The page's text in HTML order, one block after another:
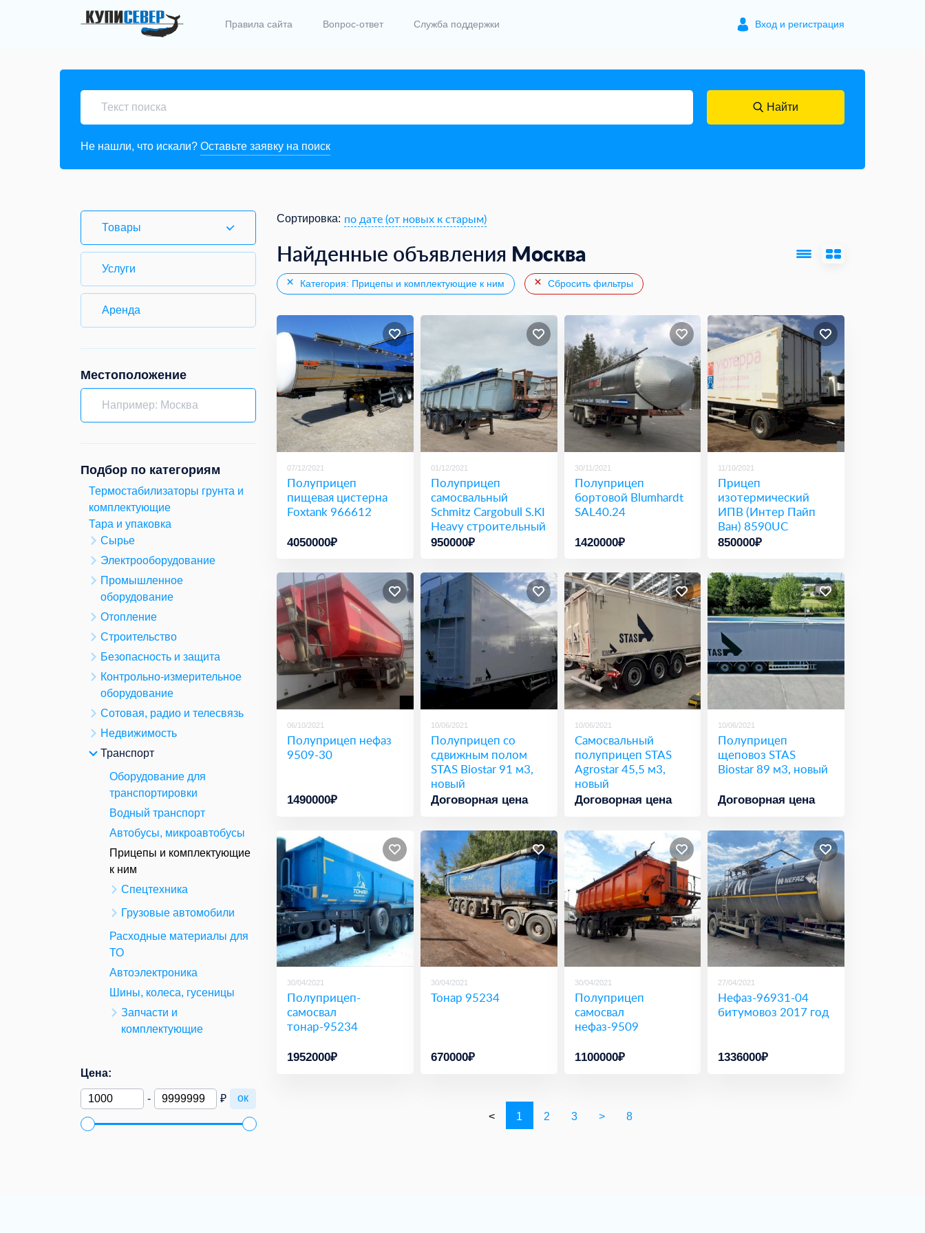
Правила сайта Вопрос-ответ Служба поддержки Вход и регистрация
Найти
Не нашли, что искали? Оставьте заявку на поиск
Товары
Услуги
Аренда
Местоположение
Подбор по категориям
Термостабилизаторы грунта и
комплектующие
Тара и упаковка
Сырье
Электрооборудование
Промышленное
оборудование
Отопление
Строительство
Безопасность и защита
Контрольно-измерительное
оборудование
Сотовая, радио и телесвязь
Недвижимость
Транспорт
Оборудование для
транспортировки
Водный транспорт
Автобусы, микроавтобусы
Прицепы и комплектующие
к ним
Спецтехника
Грузовые автомобили
Расходные материалы для
ТО
Автоэлектроника
Шины, колеса, гусеницы
Запчасти и
комплектующие
Цена:
- ₽ ок
Сортировка: по дате (от новых к старым)
Найденные объявления Москва
Категория: Прицепы и комплектующие к ним Сбросить фильтры
07/12/2021
Полуприцеп
пищевая цистерна
Foxtank 966612
4050000₽
01/12/2021
Полуприцеп
самосвальный
Schmitz Cargobull S.KI
Heavy строительный
950000₽
30/11/2021
Полуприцеп
бортовой Blumhardt
SAL40.24
1420000₽
11/10/2021
Прицеп
изотермический
ИПВ (Интер Пайп
Ван) 8590UC
850000₽
06/10/2021
Полуприцеп нефаз
9509-30
1490000₽
10/06/2021
Полуприцеп со
сдвижным полом
STAS Biostar 91 м3,
новый
Договорная цена
10/06/2021
Самосвальный
полуприцеп STAS
Agrostar 45,5 м3,
новый
Договорная цена
10/06/2021
Полуприцеп
щеповоз STAS
Biostar 89 м3, новый
Договорная цена
30/04/2021
Полуприцеп-
самосвал
тонар-95234
1952000₽
30/04/2021
Тонар 95234
670000₽
30/04/2021
Полуприцеп
самосвал
нефаз-9509
1100000₽
27/04/2021
Нефаз-96931-04
битумовоз 2017 год
1336000₽
< 1 2 3 > 8